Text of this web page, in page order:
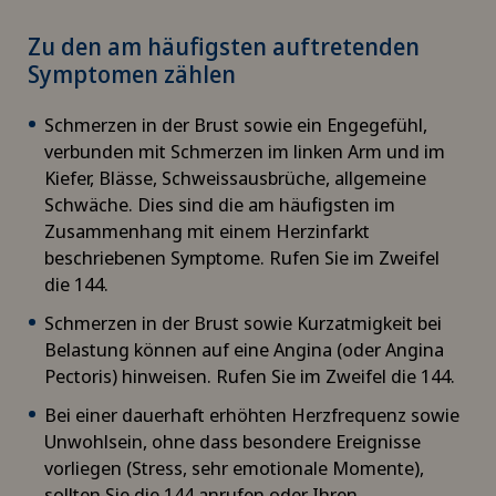
Angiographie
Angiologie
Aortenchirurgie
Arthrose
Ästhetische Medizin
Ästhetische und korrigierende Dermatologie
Augenchirurgie
Rosenklinik Rapperswil
Spital Zofingen
VS
JU
VD
NE
Zu den am häufigsten auftretenden
Symptomen zählen
Schmerzen in der Brust sowie ein Engegefühl,
verbunden mit Schmerzen im linken Arm und im
Kiefer, Blässe, Schweissausbrüche, allgemeine
Schwäche. Dies sind die am häufigsten im
Zusammenhang mit einem Herzinfarkt
beschriebenen Symptome. Rufen Sie im Zweifel
die 144.
Schmerzen in der Brust sowie Kurzatmigkeit bei
Belastung können auf eine Angina (oder Angina
Pectoris) hinweisen. Rufen Sie im Zweifel die 144.
Bei einer dauerhaft erhöhten Herzfrequenz sowie
Unwohlsein, ohne dass besondere Ereignisse
vorliegen (Stress, sehr emotionale Momente),